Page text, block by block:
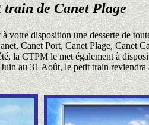
de Canet Plage
à votre disposition une desserte de
Canet Port, Canet Plage, Canet
la CTPM le met également à
au 31 Août, le petit train reviendra